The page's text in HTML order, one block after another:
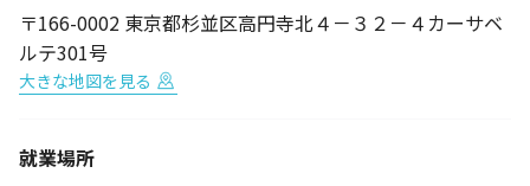
〒166-0002 東京都杉並区高円寺北４－３２－４カーサベ
ルテ301号
大きな地図を見る
就業場所